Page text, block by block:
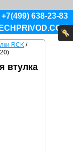
+7(499) 638-23-83
RCK /
втулка